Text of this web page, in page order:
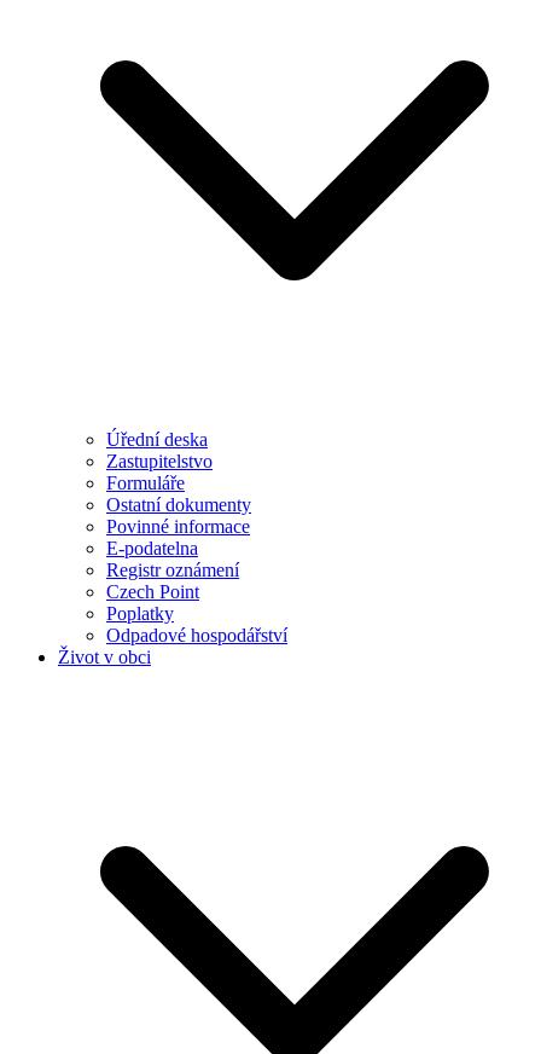
Úřední deska
Zastupitelstvo
Formuláře
Ostatní dokumenty
Povinné informace
E-podatelna
Registr oznámení
Czech Point
Poplatky
Odpadové hospodářství
Život v obci